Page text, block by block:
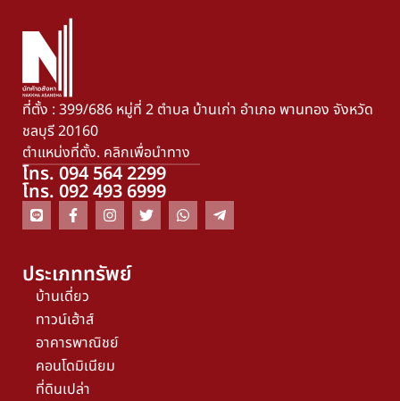
ที่ตั้ง : 399/686 หมู่ที่ 2 ตำบล บ้านเก่า อำเภอ พานทอง จังหวัด
ชลบุรี 20160
ตำแหน่งที่ตั้ง. คลิกเพื่อนำทาง
โทร. 094 564 2299
โทร. 092 493 6999
ประเภททรัพย์
บ้านเดี่ยว
ทาวน์เฮ้าส์
อาคารพาณิชย์
คอนโดมิเนียม
ที่ดินเปล่า